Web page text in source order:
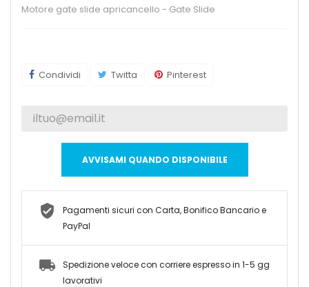
Motore gate slide apricancello - Gate Slide
Condividi Twitta Pinterest
AVVISAMI QUANDO DISPONIBILE
Pagamenti sicuri con Carta, Bonifico Bancario e
PayPal
Spedizione veloce con corriere espresso in 1-5 gg
lavorativi